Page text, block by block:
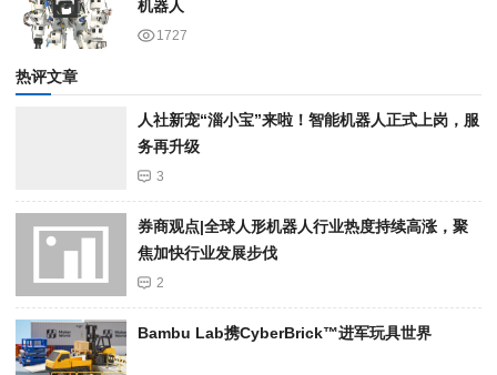
机器人
1727
热评文章
人社新宠“淄小宝”来啦！智能机器人正式上岗，服
务再升级
3
券商观点|全球人形机器人行业热度持续高涨，聚
焦加快行业发展步伐
2
Bambu Lab携Cyber​​Brick™进军玩具世界